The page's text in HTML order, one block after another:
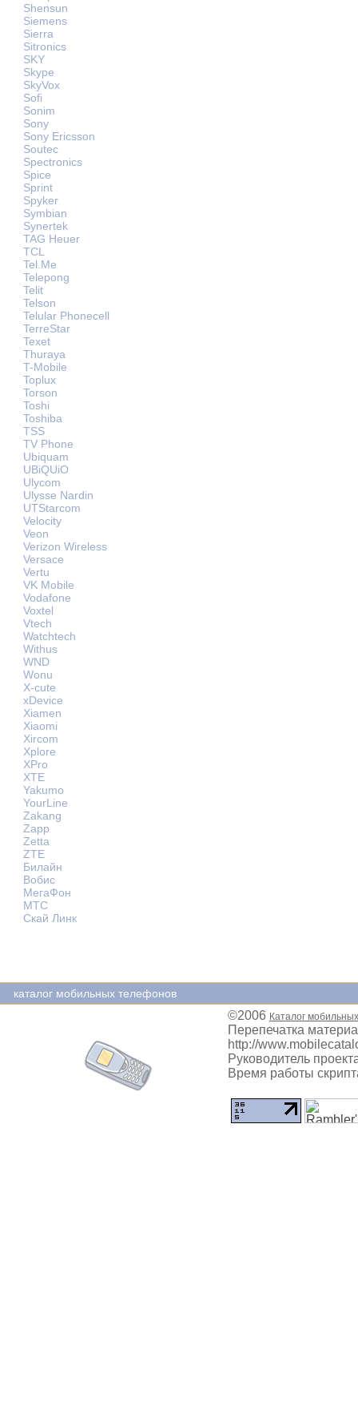
Shensun
Siemens
Sierra
Sitronics
SKY
Skype
SkyVox
Sofi
Sonim
Sony
Sony Ericsson
Soutec
Spectronics
Spice
Sprint
Spyker
Symbian
Synertek
TAG Heuer
TCL
Tel.Me
Telepong
Telit
Telson
Telular Phonecell
TerreStar
Texet
Thuraya
T-Mobile
Toplux
Torson
Toshi
Toshiba
TSS
TV Phone
Ubiquam
UBiQUiO
Ulycom
Ulysse Nardin
UTStarcom
Velocity
Veon
Verizon Wireless
Versace
Vertu
VK Mobile
Vodafone
Voxtel
Vtech
Watchtech
Withus
WND
Wonu
X-cute
xDevice
Xiamen
Xiaomi
Xircom
Xplore
XPro
XTE
Yakumo
YourLine
Zakang
Zapp
Zetta
ZTE
Билайн
Вобис
МегаФон
МТС
Скай Линк
каталог мобильных телефонов
©2006 Каталог
Перепечатка
http://
Руководитель
Время работы